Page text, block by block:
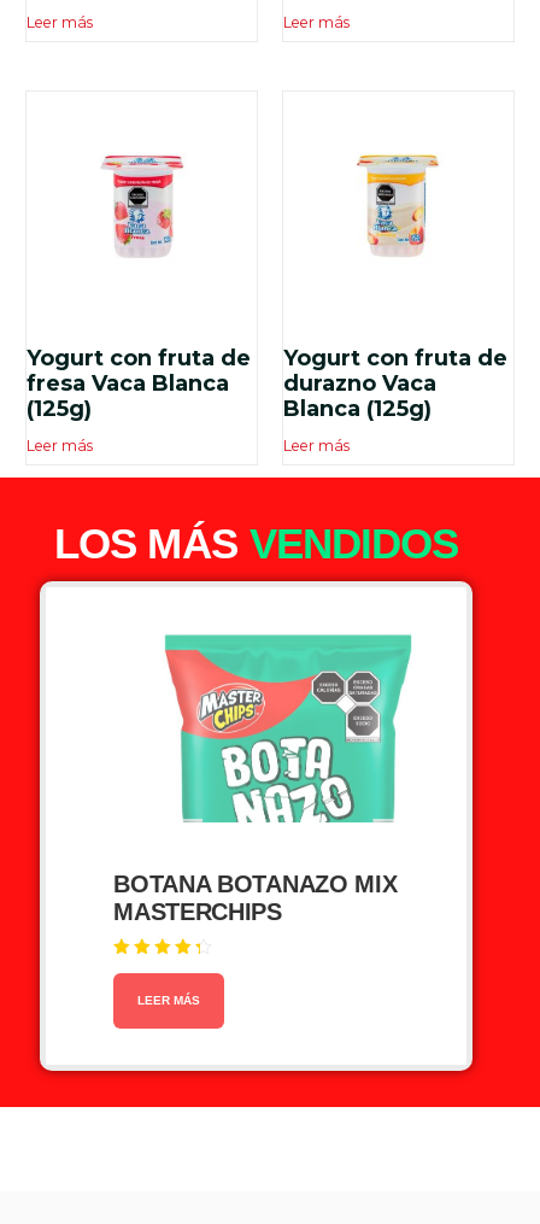
Leer más Leer más
Yogurt con fruta de
fresa Vaca Blanca
(125g)
Leer más
Yogurt con fruta de
durazno Vaca
Blanca (125g)
Leer más
LOS MÁS VENDIDOS
BOTANA BOTANAZO MIX
MASTERCHIPS
Valorado
LEER MÁS